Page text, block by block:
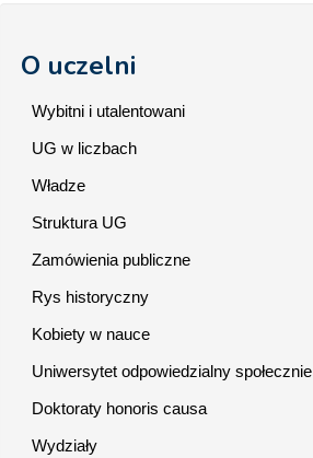
O uczelni
Wybitni i utalentowani
UG w liczbach
Władze
Struktura UG
Zamówienia publiczne
Rys historyczny
Kobiety w nauce
Uniwersytet odpowiedzialny społecznie
Doktoraty honoris causa
Wydziały